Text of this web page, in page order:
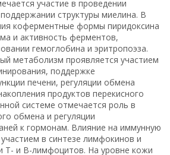
участие в проведении
структуры миелина. В
коферментные формы пиридоксина
и активность ферментов,
гемоглобина и эритропоэза.
метаболизм проявляется участием
поддержке
печени, регуляции обмена
продуктов перекисного
системе отмечается роль в
обмена и регуляции
к гормонам. Влияние на иммунную
в синтезе лимфокинов и
Т- и В-лимфоцитов. На уровне кожи